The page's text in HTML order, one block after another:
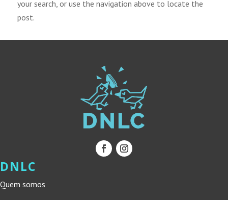
your search, or use the navigation above to locate the
post.
DNLC
Quem somos